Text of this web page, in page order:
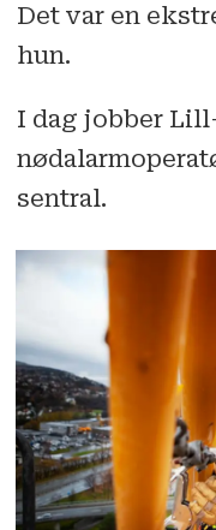
Det var en
hun.
I dag jobber
sentral.